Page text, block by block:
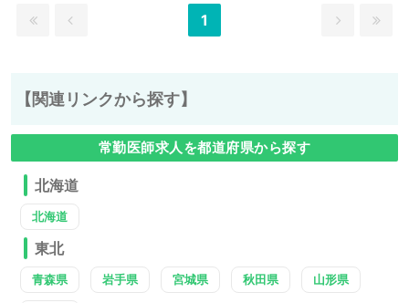
求人内容の詳細等はお気軽にお問合せ下さい。
1
【関連リンクから探す】
常勤医師求人を都道府県から探す
北海道
北海道
東北
青森県 岩手県 宮城県 秋田県 山形県